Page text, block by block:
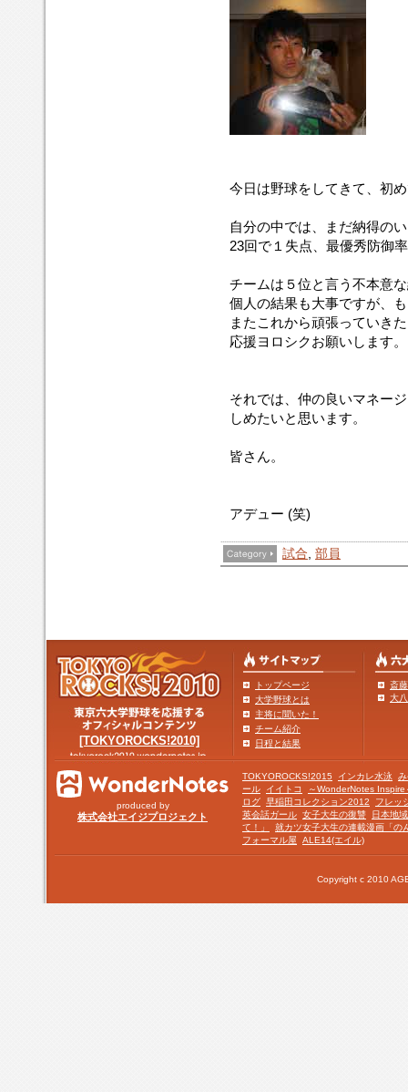
今日は野球をしてきて、初
自分の中では、まだ納得の
23回で１失点、最優秀防御
チームは５位と言う不本意
個人の結果も大事ですが、
またこれから頑張っていき
応援ヨロシクお願いします。
それでは、仲の良いマネー
しめたいと思います。
皆さん。
アデュー (笑)
試合, 部員
[TOKYOROCKS!2010]
トップページ
大学野球とは
主将に聞いた！
チーム紹介
日程と結果
斎
大
produced by
株式会社エイジプロジェクト
TOKYOROCKS!2015 インカレ水泳
ール
イイトコ
～WonderNotes Inspire
ログ 早稲田コレクション2012
フレッ
英会話ガール 女子大生の復讐
日本地
て！」
就カツ女子大生の連載漫画「の
フォーマル屋
ALE14(エイル)
Copyright c 2010